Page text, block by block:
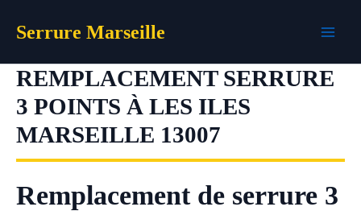
Serrure Marseille
REMPLACEMENT SERRURE
3 POINTS À LES ILES
MARSEILLE 13007
Remplacement de serrure 3